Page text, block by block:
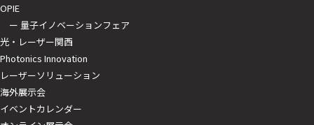
OPIE
ー 量子イノベーションフェア
光・レーザー関西
Photonics Innovation
レーザーソリューション
海外展示会
イベントカレンダー